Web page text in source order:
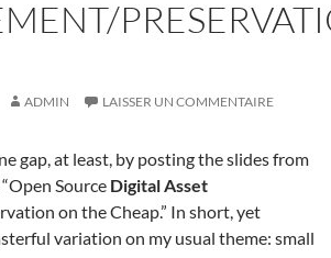
ADMIN LAISSER UN COMMENTAIRE
gap, at least, by posting the slides from
Source Digital Asset
on the Cheap.” In short, yet
variation on my usual theme: small